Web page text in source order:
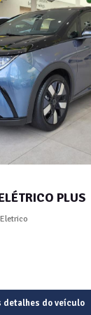
PLUS
Eletrico
detalhes do veículo